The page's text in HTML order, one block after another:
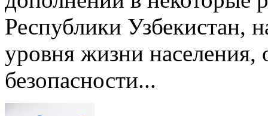
Республики Узбекистан,
уровня жизни населения,
безопасности...